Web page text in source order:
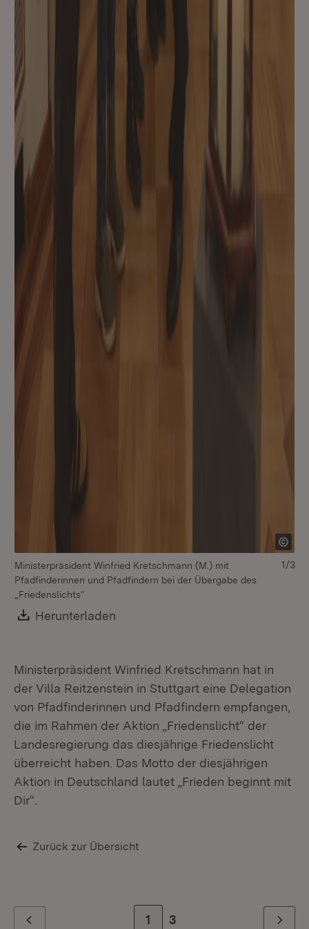
Ministerpräsident Winfried Kretschmann (M.) mit
Pfadfinderinnen und Pfadfindern bei der Übergabe des
„Friedenslichts“
Download:
Herunterladen
1/3
Ministerpräsident Winfried Kretschmann hat in
der Villa Reitzenstein in Stuttgart eine Delegation
von Pfadfinderinnen und Pfadfindern empfangen,
die im Rahmen der Aktion „Friedenslicht“ der
Landesregierung das diesjährige Friedenslicht
überreicht haben. Das Motto der diesjährigen
Aktion in Deutschland lautet „Frieden beginnt mit
Dir“.
Zurück zur Übersicht
Zur Seite
1 Zur letzten Seite
3 Weiter